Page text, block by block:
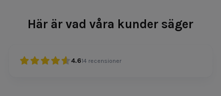
Här är vad våra kunder säger
4.614 recensioner